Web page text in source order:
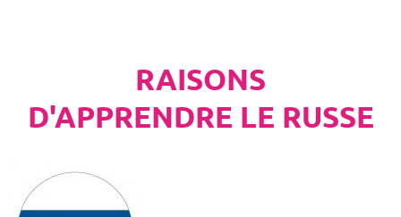
RAISONS
D'APPRENDRE LE RUSSE